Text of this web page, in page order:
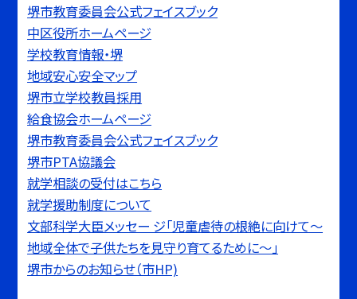
堺市教育委員会公式フェイスブック
中区役所ホームページ
学校教育情報・堺
地域安心安全マップ
堺市立学校教員採用
給食協会ホームページ
堺市教育委員会公式フェイスブック
堺市PTA協議会
就学相談の受付はこちら
就学援助制度について
文部科学大臣メッセー ジ「児童虐待の根絶に向けて〜
地域全体で子供たちを見守り育てるために〜」
堺市からのお知らせ（市HP)